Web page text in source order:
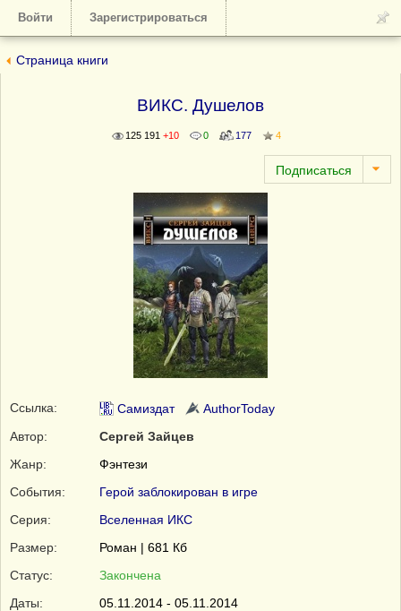
Войти Зарегистрироваться
Страница книги
ВИКС. Душелов
125 191 +10 0 177 4
Ссылка: Самиздат
AuthorToday
Автор:
Сергей Зайцев
Жанр:
Фэнтези
События:
Герой заблокирован в игре
Серия:
Вселенная ИКС
Размер:
Роман | 681 Кб
Статус:
Закончена
Даты:
05.11.2014 - 05.11.2014